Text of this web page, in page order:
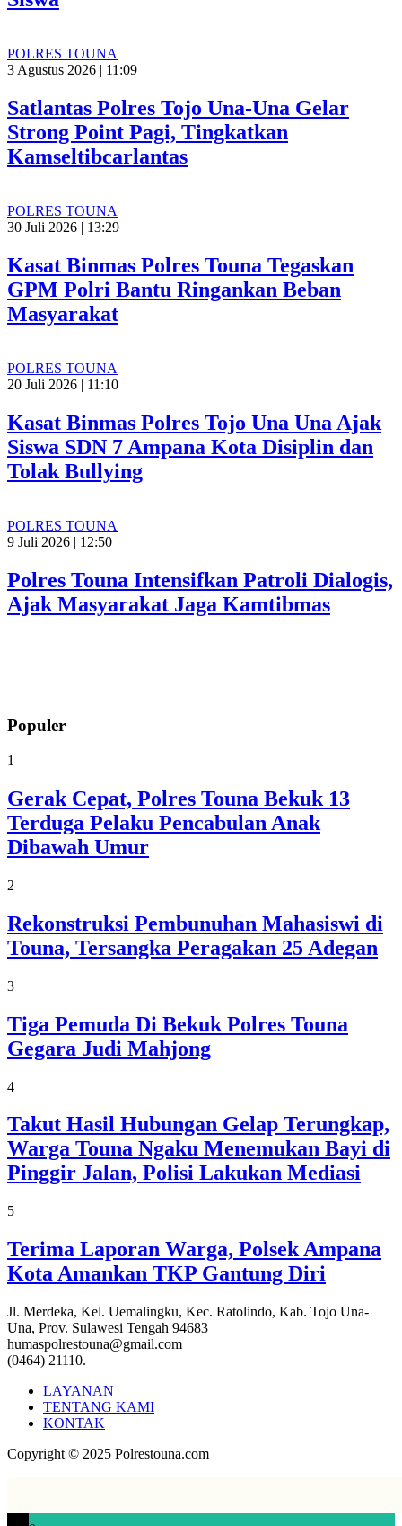
POLRES TOUNA
3 Agustus 2026 | 11:09
Satlantas Polres Tojo Una-Una Gelar
Strong Point Pagi, Tingkatkan
Kamseltibcarlantas
POLRES TOUNA
30 Juli 2026 | 13:29
Kasat Binmas Polres Touna Tegaskan
GPM Polri Bantu Ringankan Beban
Masyarakat
POLRES TOUNA
20 Juli 2026 | 11:10
Kasat Binmas Polres Tojo Una Una Ajak
Siswa SDN 7 Ampana Kota Disiplin dan
Tolak Bullying
POLRES TOUNA
9 Juli 2026 | 12:50
Polres Touna Intensifkan Patroli Dialogis,
Ajak Masyarakat Jaga Kamtibmas
Populer
1
Gerak Cepat, Polres Touna Bekuk 13
Terduga Pelaku Pencabulan Anak
Dibawah Umur
2
Rekonstruksi Pembunuhan Mahasiswi di
Touna, Tersangka Peragakan 25 Adegan
3
Tiga Pemuda Di Bekuk Polres Touna
Gegara Judi Mahjong
4
Takut Hasil Hubungan Gelap Terungkap,
Warga Touna Ngaku Menemukan Bayi di
Pinggir Jalan, Polisi Lakukan Mediasi
5
Terima Laporan Warga, Polsek Ampana
Kota Amankan TKP Gantung Diri
Jl. Merdeka, Kel. Uemalingku, Kec. Ratolindo, Kab. Tojo Una-
Una, Prov. Sulawesi Tengah 94683
humaspolrestouna@gmail.com
(0464) 21110.
LAYANAN
TENTANG KAMI
KONTAK
Copyright © 2025 Polrestouna.com